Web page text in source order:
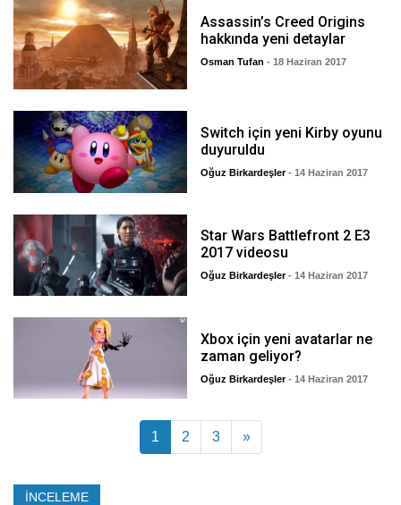
Assassin’s Creed Origins
hakkında yeni detaylar
Osman Tufan - 18 Haziran 2017
Switch için yeni Kirby oyunu
duyuruldu
Oğuz Birkardeşler - 14 Haziran 2017
Star Wars Battlefront 2 E3
2017 videosu
Oğuz Birkardeşler - 14 Haziran 2017
Xbox için yeni avatarlar ne
zaman geliyor?
Oğuz Birkardeşler - 14 Haziran 2017
Yazı dolaşımı
1 2 3 »
İNCELEME